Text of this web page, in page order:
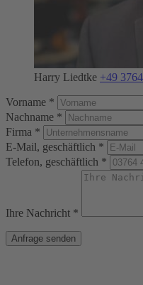
Harry Liedtke +49
Vorname *
Nachname *
Firma *
E-Mail, geschäftlich *
Telefon, geschäftlich *
Ihre Nachricht *
Anfrage senden